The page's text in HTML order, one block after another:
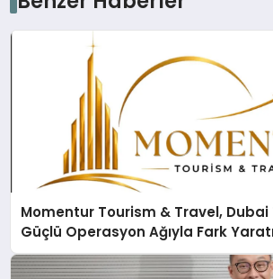
Momentur Tourism & Travel,
Güçlü Operasyon Ağıyla Fark